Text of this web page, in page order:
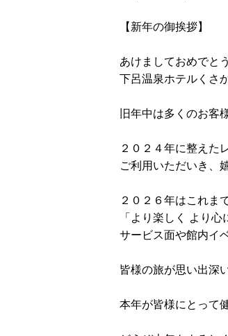
【新年の御挨拶】
あけましておめでと
下呂温泉ホテルくさ
旧年中は多くのお客
２０２４年に整えた
ご利用いただいき、
２０２６年はこれま
「より楽しく より
サービス面や館内イ
皆様の旅が思い出深
本年が皆様にとって